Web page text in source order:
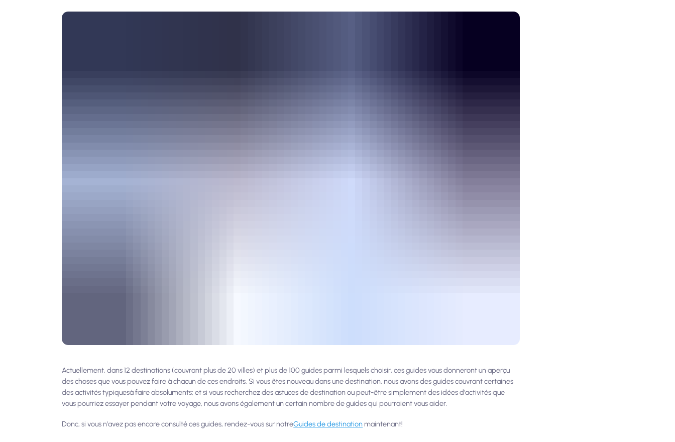
Actuellement, dans 12 destinations (couvrant plus de 20 villes) et plus de 100 guides parmi lesquels choisir, ces guides vous donneront un aperçu
des choses que vous pouvez faire à chacun de ces endroits. Si vous êtes nouveau dans une destination, nous avons des guides couvrant certaines
des activités typiquesà faire absoluments; et si vous recherchez des astuces de destination ou peut-être simplement des idées d'activités que
vous pourriez essayer pendant votre voyage, nous avons également un certain nombre de guides qui pourraient vous aider.
Donc, si vous n'avez pas encore consulté ces guides, rendez-vous sur notreGuides de destination maintenant!